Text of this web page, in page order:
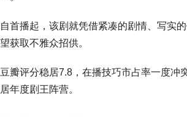
自首播起，该剧就凭借紧凑的剧情、写实
望获取不雅众招供。
豆瓣评分稳居7.8，在播技巧市占率一度冲
居年度剧王阵营。